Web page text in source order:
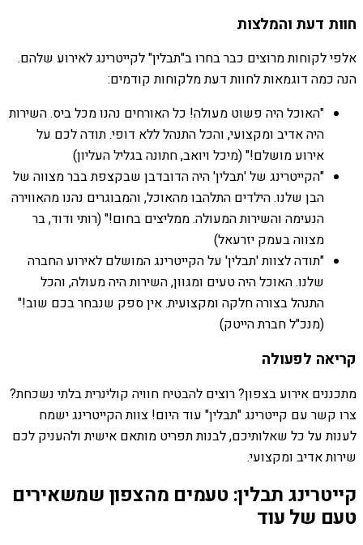
חוות דעת והמלצות
אלפי לקוחות מרוצים כבר בחרו ב"תבלין" לקייטרינג לאירוע שלהם.
הנה כמה דוגמאות לחוות דעת מלקוחות קודמים:
"האוכל היה פשוט מעולה! כל האורחים נהנו מכל ביס. השירות
היה אדיב ומקצועי, והכל התנהל ללא דופי. תודה לכם על
אירוע מושלם!" (מיכל ויואב, חתונה בגליל העליון)
"הקייטרינג של 'תבלין' היה הדובדבן שבקצפת בבר מצווה של
הבן שלנו. הילדים התלהבו מהאוכל, והמבוגרים נהנו מהאווירה
הנעימה והשירות המעולה. ממליצים בחום!" (רותי ודוד, בר
מצווה בעמק יזרעאל)
"תודה לצוות 'תבלין' על הקייטרינג המושלם לאירוע החברה
שלנו. האוכל היה טעים ומגוון, השירות היה מעולה, והכל
התנהל בצורה חלקה ומקצועית. אין ספק שנבחר בכם שוב!"
(מנכ"ל חברת הייטק)
קריאה לפעולה
מתכננים אירוע בצפון? רוצים להבטיח חוויה קולינרית בלתי נשכחת?
צרו קשר עם קייטרינג "תבלין" עוד היום! צוות הקייטרינג ישמח
לענות על כל שאלותיכם, לבנות תפריט מותאם אישית ולהעניק לכם
שירות אדיב ומקצועי.
קייטרינג תבלין: טעמים מהצפון שמשאירים
טעם של עוד